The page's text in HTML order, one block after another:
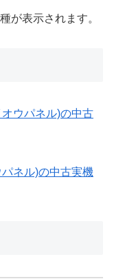
が表示されます。
ウパネル)の中古
ネル)の中古実機